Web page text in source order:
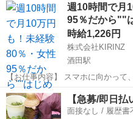
回路基板製造・装置操作 ・テープ
査、組立作業（手作業） ...
週10時間で月
95％だから""
時給1,226円
株式会社KIRINZ
酒田駅
【お仕事内容】 スマホに向かっ
（17LIVE／Pococha／IRIAM など
——————————— 配信内容は
——————————— ・今日...
山形 酒田市 酒田駅 イ
【急募/即日
面接なし / 履歴書